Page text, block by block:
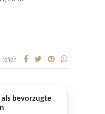
Teilen
bevorzugte